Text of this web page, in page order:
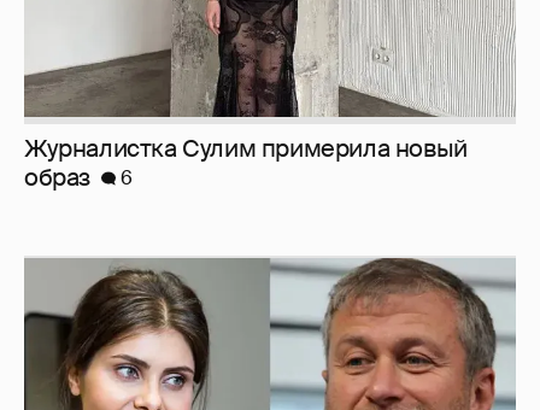
И снова невеста 357